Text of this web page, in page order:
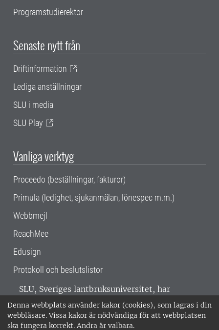
Denna webbplats använder kakor (cookies), som lagras i din
webbläsare. Vissa kakor är nödvändiga för att webbplatsen
ska fungera korrekt. Andra är valbara.
Programstudierektor
Senaste nytt från
Driftinformation
Lediga anställningar
SLU i media
SLU Play
Vanliga verktyg
Proceedo (beställningar, fakturor)
Primula (ledighet, sjukanmälan, lönespec m.m.)
Webbmejl
ReachMee
Edusign
Protokoll och beslutslistor
SLU, Sveriges lantbruksuniversitet, har
verksamhet över hela Sverige. Huvudorter är
Alnarp, Uppsala och Umeå.SLU är
miljöcertifierat enligt ISO 14001. •